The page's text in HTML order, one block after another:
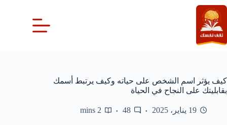
التجاوز
إلى
المحتوى
كيف يؤثر اسم الشخص على حياته وكيف يرتبط أسمك
بقابليتك على النجاح في الحياة
19 يناير، 2025 48
2 mins